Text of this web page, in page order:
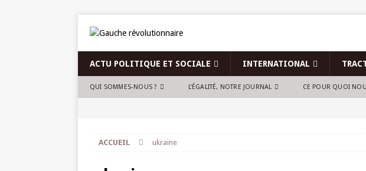
ACTU POLITIQUE ET SOCIALE INTERNATIONAL
QUI SOMMES-NOUS ? L’ÉGALITÉ, NOTRE JOURNAL CE POUR QUOI
ACCUEIL ukraine